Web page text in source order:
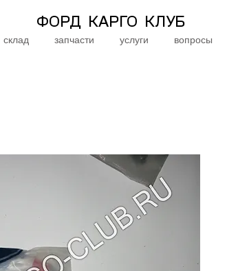
ФОРД КАРГО КЛУБ
склад запчасти услуги вопросы